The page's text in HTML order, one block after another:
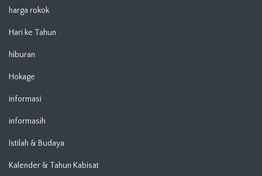
harga rokok
Hari ke Tahun
hiburan
Hokage
informasi
informasih
Istilah & Budaya
Kalender & Tahun Kabisat